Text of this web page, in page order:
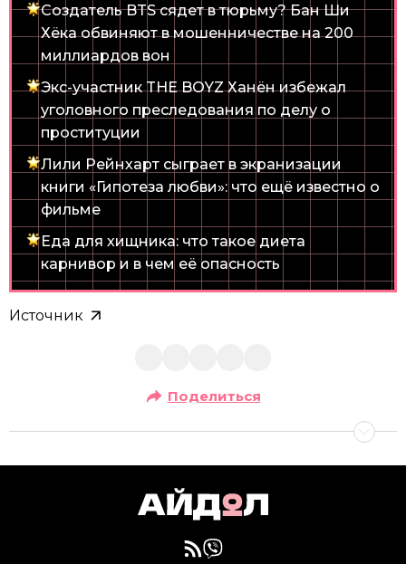
Создатель BTS сядет в тюрьму? Бан Ши
Хёка обвиняют в мошенничестве на 200
миллиардов вон
Экс-участник THE BOYZ Ханён избежал
уголовного преследования по делу о
проституции
Лили Рейнхарт сыграет в экранизации
книги «Гипотеза любви»: что ещё известно о
фильме
Еда для хищника: что такое диета
карнивор и в чем её опасность
Источник
Поделиться